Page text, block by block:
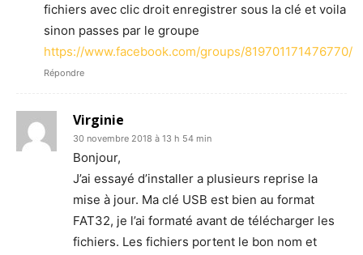
fichiers avec clic droit enregistrer sous la clé et voila
sinon passes par le groupe
https://www.facebook.com/groups/819701171476770/
Répondre
Virginie
30 novembre 2018 à 13 h 54 min
Bonjour,
J’ai essayé d’installer a plusieurs reprise la
mise à jour. Ma clé USB est bien au format
FAT32, je l’ai formaté avant de télécharger les
fichiers. Les fichiers portent le bon nom et